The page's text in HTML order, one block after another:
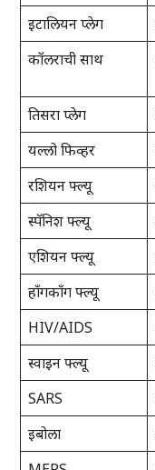
इटालियन प्लेग
कॉलराची साथ
तिसरा प्लेग
यल्लो फिव्हर
रशियन फ्ल्यू
स्पॅनिश फ्ल्यू
एशियन फ्ल्यू
हाँगकाँग फ्ल्यू
HIV/AIDS
स्वाइन फ्ल्यू
SARS
इबोला